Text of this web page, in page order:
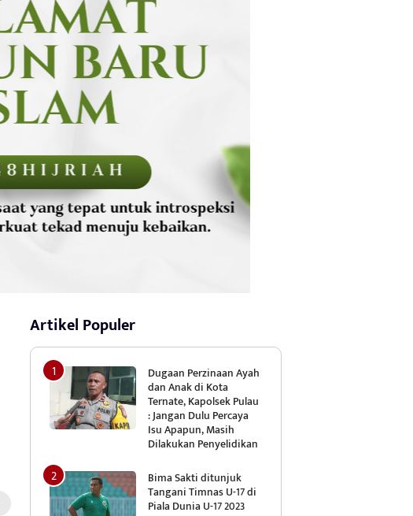
Artikel Populer
Dugaan Perzinaan Ayah
dan Anak di Kota
Ternate, Kapolsek Pulau
: Jangan Dulu Percaya
Isu Apapun, Masih
Dilakukan Penyelidikan
Bima Sakti ditunjuk
Tangani Timnas U-17 di
Piala Dunia U-17 2023